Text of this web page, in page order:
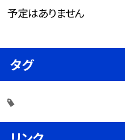
予定はありません
タグ